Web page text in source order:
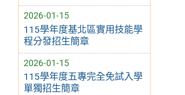
2026-01-15
115學年度基北區實用技能學
程分發招生簡章
2026-01-15
115學年度五專完全免試入學
單獨招生簡章